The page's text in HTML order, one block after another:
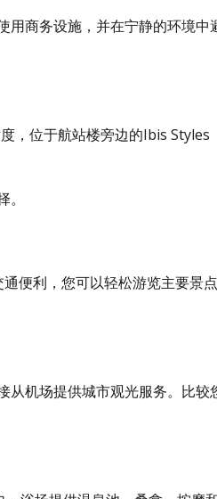
用商务设施，并在宁静的环境中
，位于航站楼旁边的Ibis Styles
便利，您可以轻松游览主要景点
从机场提供城市观光服务。比较